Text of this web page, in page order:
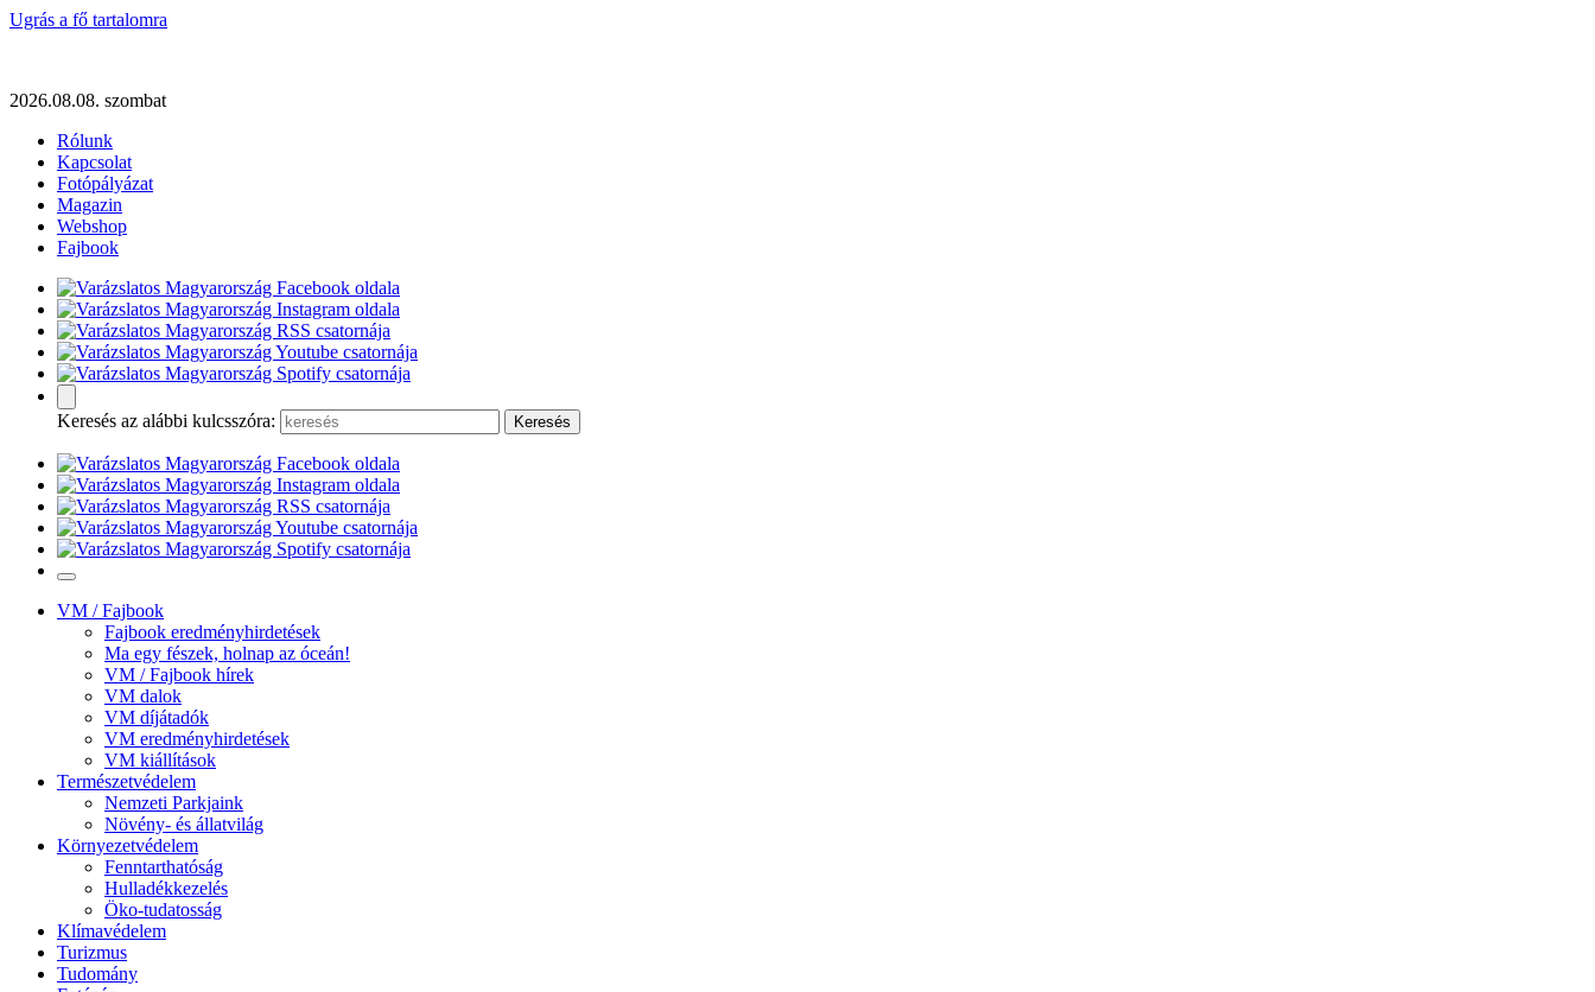
Ugrás a fő tartalomra
2026.08.08. szombat
Rólunk
Kapcsolat
Fotópályázat
Magazin
Webshop
Fajbook
Keresés az alábbi kulcsszóra:
VM / Fajbook
Fajbook eredményhirdetések
Ma egy fészek, holnap az óceán!
VM / Fajbook hírek
VM dalok
VM díjátadók
VM eredményhirdetések
VM kiállítások
Természetvédelem
Nemzeti Parkjaink
Növény- és állatvilág
Környezetvédelem
Fenntarthatóság
Hulladékkezelés
Öko-tudatosság
Klímavédelem
Turizmus
Tudomány